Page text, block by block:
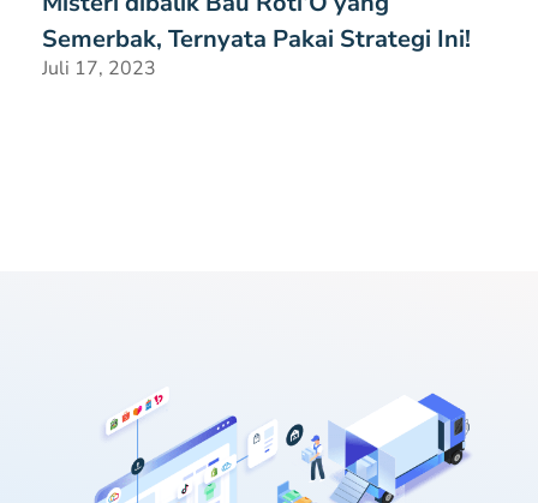
Semerbak, Ternyata Pakai Strategi Ini!
Juli 17, 2023